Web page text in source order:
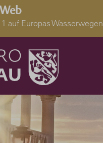
auf Europas Wasserwegen